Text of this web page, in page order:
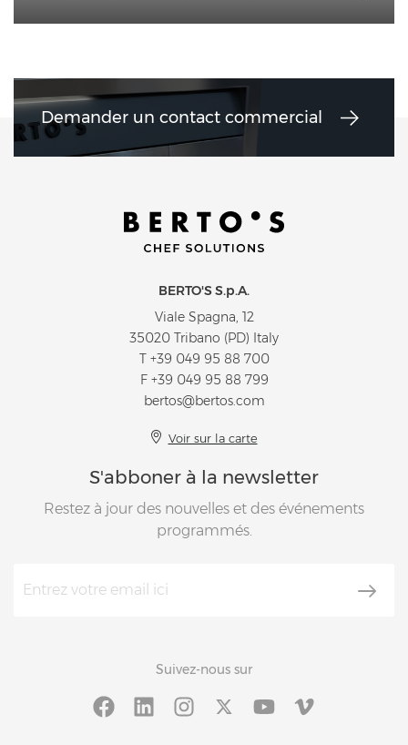
Demander un contact commercial
BERTO'S S.p.A.
Viale Spagna, 12
35020 Tribano (PD) Italy
T +39 049 95 88 700
F +39 049 95 88 799
bertos@bertos.com
Voir sur la carte
S'abboner à la newsletter
Restez à jour des nouvelles et des événements
programmés.
Suivez-nous sur